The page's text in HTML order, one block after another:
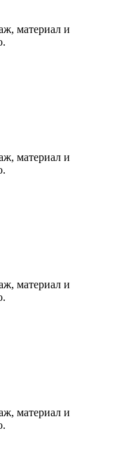
материал и
материал и
материал и
материал и